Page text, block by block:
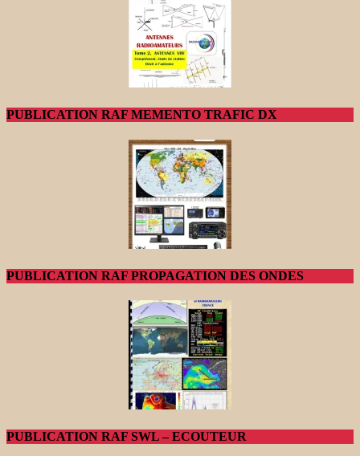
PUBLICATION RAF MEMENTO TRAFIC DX
PUBLICATION RAF PROPAGATION DES ONDES
PUBLICATION RAF SWL – ECOUTEUR